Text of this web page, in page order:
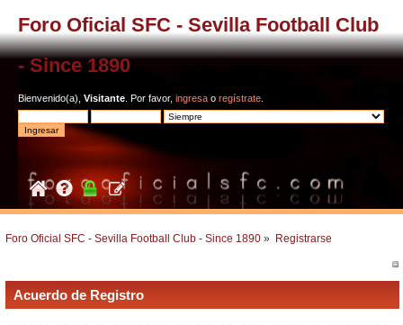
Foro Oficial SFC - Sevilla Football Club
- Since 1890
Bienvenido(a), Visitante . Por favor, ingresa o regístrate
Foro Oficial SFC - Sevilla Football Club - Since 1890 » Registrarse
Acuerdo de Registro